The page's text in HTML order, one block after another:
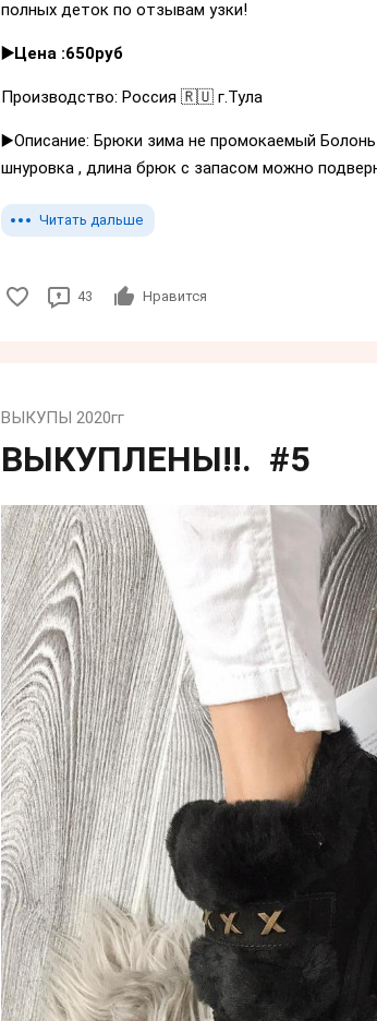
полных деток по отзывам узки!
▶️Цена :650руб
Производство: Россия 🇷🇺 г.Тула
▶️Описание: Брюки зима не промокаемый
шнуровка , длина брюк с запасом можно
Читать дальше
43 Нравится
ВЫКУПЫ 2020гг
ВЫКУПЛЕНЫ!!. #5